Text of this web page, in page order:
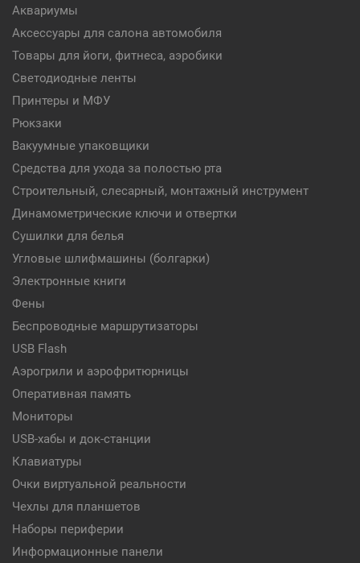
Аквариумы
Аксессуары для салона автомобиля
Товары для йоги, фитнеса, аэробики
Светодиодные ленты
Принтеры и МФУ
Рюкзаки
Вакуумные упаковщики
Средства для ухода за полостью рта
Строительный, слесарный, монтажный инструмент
Динамометрические ключи и отвертки
Сушилки для белья
Угловые шлифмашины (болгарки)
Электронные книги
Фены
Беспроводные маршрутизаторы
USB Flash
Аэрогрили и аэрофритюрницы
Оперативная память
Мониторы
USB-хабы и док-станции
Клавиатуры
Очки виртуальной реальности
Чехлы для планшетов
Наборы периферии
Информационные панели